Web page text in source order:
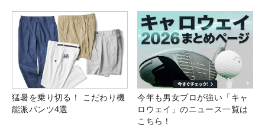
猛暑を乗り切る！ こだわり機
能派パンツ4選
今年も男女プロが強い「キャ
ロウェイ」のニュース一覧は
こちら！